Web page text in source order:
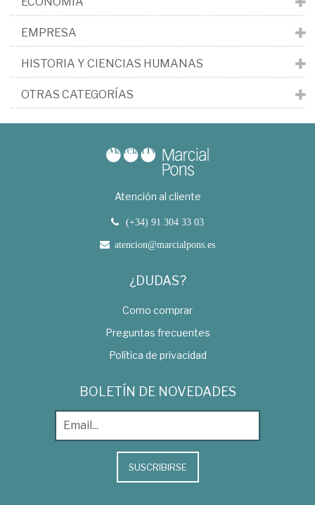
EMPRESA
HISTORIA Y CIENCIAS HUMANAS
OTRAS CATEGORÍAS
Atención al cliente
(+34) 91 304 33 03
atencion@marcialpons.es
¿DUDAS?
Como comprar
Preguntas frecuentes
Política de privacidad
BOLETÍN DE NOVEDADES
SUSCRIBIRSE